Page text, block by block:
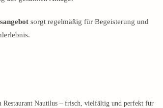
sorgt regelmäßig für Begeisterung und
Restaurant Nautilus – frisch, vielfältig und perfekt für